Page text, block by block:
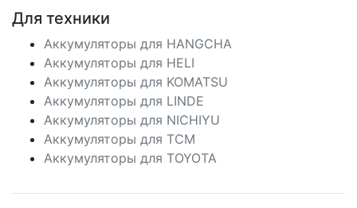
Для техники
Аккумуляторы для HANGCHA
Аккумуляторы для HELI
Аккумуляторы для KOMATSU
Аккумуляторы для LINDE
Аккумуляторы для NICHIYU
Аккумуляторы для TCM
Аккумуляторы для TOYOTA